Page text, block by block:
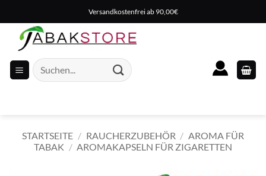
Inhalt
springen
Versandkostenfrei ab 90,00€
Suche
nach:
STARTSEITE / RAUCHERZUBEHÖR / AROMA FÜR
TABAK / AROMAKAPSELN FÜR ZIGARETTEN